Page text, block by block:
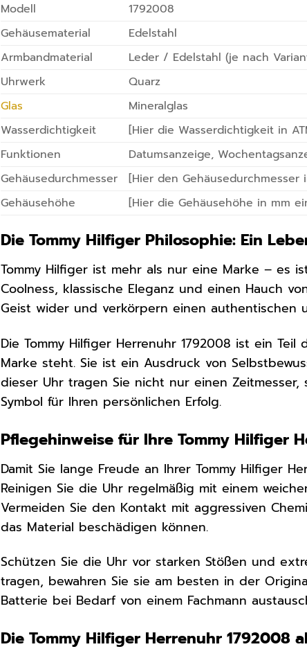
Modell
1792008
Gehäusematerial
Edelstahl
Armbandmaterial
Leder / Edelstahl (je nach
Uhrwerk
Quarz
Glas
Mineralglas
Wasserdichtigkeit
[Hier die Wasserdichtigkeit in
Funktionen
Datumsanzeige,
Gehäusedurchmesser
[Hier den Gehäusedurchmesser
Gehäusehöhe
[Hier die Gehäusehöhe in mm
Die Tommy Hilfiger Philosophie: Ein
Tommy Hilfiger ist mehr als nur eine Marke – es
Coolness, klassische Eleganz und einen Hauch
Geist wider und verkörpern einen authentischen
Die Tommy Hilfiger Herrenuhr 1792008 ist ein
Marke steht. Sie ist ein Ausdruck von
dieser Uhr tragen Sie nicht nur einen
Symbol für Ihren persönlichen Erfolg.
Pflegehinweise für Ihre Tommy Hilfiger
Damit Sie lange Freude an Ihrer Tommy Hilfiger
Reinigen Sie die Uhr regelmäßig mit einem
Vermeiden Sie den Kontakt mit aggressiven
das Material beschädigen können.
Schützen Sie die Uhr vor starken Stößen und
tragen, bewahren Sie sie am besten in der
Batterie bei Bedarf von einem Fachmann
Die Tommy Hilfiger Herrenuhr 1792008